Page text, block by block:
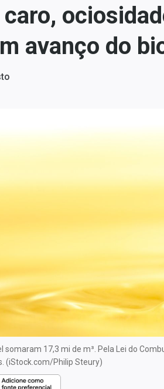
caro,
avanço do
somaram 17,3 mi de m³. Pela Lei do
(iStock.com/Philip Steury)